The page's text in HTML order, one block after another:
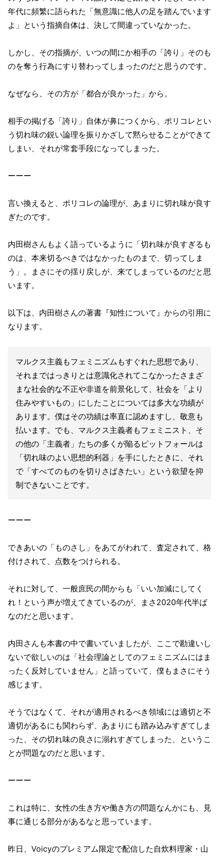
年代に頻繁に語られた「無意識に他人の足を踏んでいます
よ」という指摘自体は、決して間違っていなかった。
しかし、その指摘が、いつの間にか相手の「誇り」そのも
のを奪う行為にすり替わってしまったのだと思うのです。
なぜなら、その方が「都合が良かった」から。
相手の掲げる「誇り」自体が鼻につくから、ポリコレとい
う切れ味の鋭い論理を振りかざして黙らせることができて
しまい、それが常套手段になってしまった。
ーーー
言い換えると、ポリコレの論理が、あまりに切れ味が良す
ぎたのです。
内田樹さんもよく語っているように「切れ味が良すぎるも
のは、本来切るべきではなかったものまで、切ってしま
う」。まさにその揺り戻しが、来てしまっているのだと思
います。
以下は、内田樹さんの著書『知性について』からの引用に
なります。
マルクス主義もフェミニズムもすぐれた思想であり、
それまではっきりとは意識化されてこなかったさまざ
まな社会的な不正や非道を前景化して、社会を「より
住みやすいもの」にしたことについては多大な功績が
あります。僕はその功績は率直に認めますし、敬意も
払います。でも、マルクス主義者もフェミニスト、そ
の他の「主義者」たちの多くが陥るピットフォールは
「切れ味のよい思想的利器」を手にしたときに、それ
で「すべてのものを切りさばきたい」という欲望を抑
制できないことです。
ーーー
できあいの「ものさし」をあてがわれて、査定されて、格
付けされて、点数をつけられる。
それに対して、一般庶民の間からも「いい加減にしてく
れ！という声が増えてきているのが、まさ2020年代半ば
なのだと思います。
内田さんも本書の中で書いていましたが、ここで勘違いし
ないで欲しいのは「社会理論としてのフェミニズムにはま
ったく反対していません」と語っていて、僕もまさにそう
感じます。
そうではなくて、それが適用されるべき領域には適切と不
適切があるにも関わらず、あまりにも踏み込みすぎてしま
った、その切れ味の良さに溺れすぎてしまった、というこ
とが問題なのだと思います。
ーーー
これは特に、女性の生き方や働き方の問題なんかにも、見
事に通じる部分があるなと思っています。
昨日、Voicyのプレミアム限定で配信した自炊料理家・山